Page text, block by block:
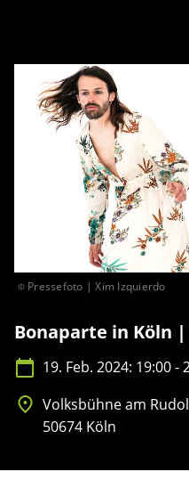
Pressefoto | Xim Izquierdo
Bonaparte in Köln
19. Feb. 2024: 19:00 -
Volksbühne am
50674 Köln